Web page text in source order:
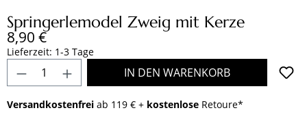
Springerlemodel Zweig mit Kerze
Regulärer Preis:
8,90 €
Lieferzeit: 1-3 Tage
Produkt Anzahl: Gib den gewünschten
IN DEN WARENKORB
Versandkostenfrei ab 119 € + kostenlose Retoure*